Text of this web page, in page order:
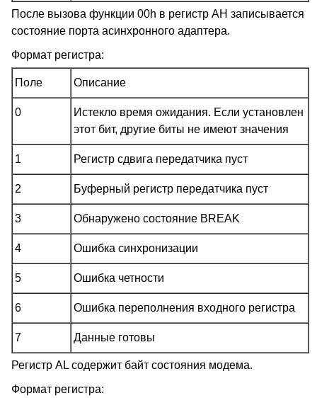
После вызова функции 00h в регистр AH записывается
состояние порта асинхронного адаптера.
Формат регистра:
Поле Описание
0
Истекло время ожидания. Если установлен
этот бит, другие биты не имеют значения
1 Регистр сдвига передатчика пуст
2 Буферный регистр передатчика пуст
3 Обнаружено состояние BREAK
4 Ошибка синхронизации
5 Ошибка четности
6 Ошибка переполнения входного регистра
7 Данные готовы
Регистр AL содержит байт состояния модема.
Формат регистра: